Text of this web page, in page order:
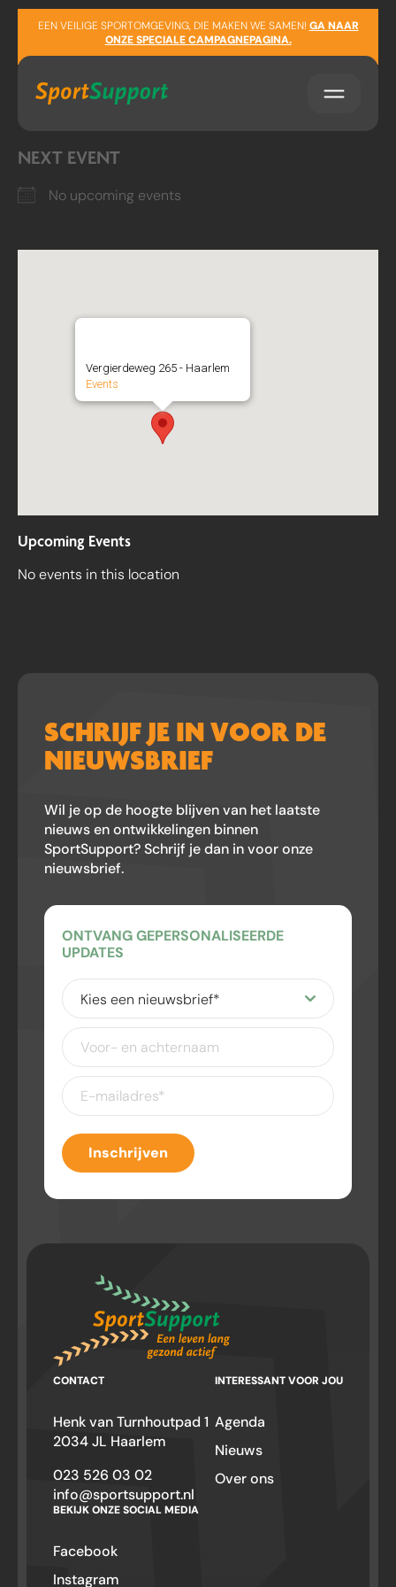
Sla navigatie over
EEN VEILIGE SPORTOMGEVING, DIE MAKEN WE SAMEN! GA NAAR
ONZE SPECIALE CAMPAGNEPAGINA.
LOCATION
Haarlem
NEXT EVENT
No upcoming events
Vergierdeweg 265 - Haarlem
Events
Upcoming Events
No events in this location
SCHRIJF JE IN VOOR DE
NIEUWSBRIEF
Wil je op de hoogte blijven van het laatste
nieuws en ontwikkelingen binnen
SportSupport? Schrijf je dan in voor onze
nieuwsbrief.
ONTVANG GEPERSONALISEERDE
UPDATES
Kies
een
nieuwsbrief(Vereist)
Voor-
en
achternaam
E-
mailadres(Vereist)
Inschrijven
CONTACT
Henk van Turnhoutpad 1
2034 JL Haarlem
023 526 03 02
info@sportsupport.nl
INTERESSANT VOOR JOU
Agenda
Nieuws
Over ons
BEKIJK ONZE SOCIAL MEDIA
Facebook
Instagram